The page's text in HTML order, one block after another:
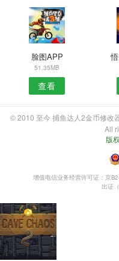
脸图APP
51.35MB
查看
© 2010 至今 捕鱼达人2金币修改
All
版
增值电信业务经营许可证：京
出证